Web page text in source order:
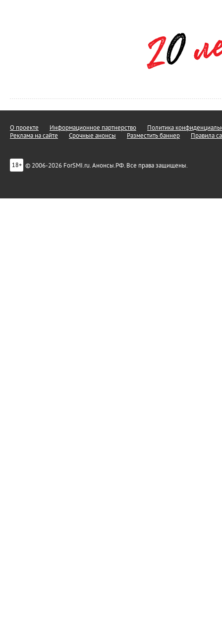
О проекте Информационное партнерство
Политика
Реклама на сайте
Срочные анонсы Разместить баннер Правила
18+ © 2006-2026 ForSMI.ru. Анонсы.РФ. Все права защищены.